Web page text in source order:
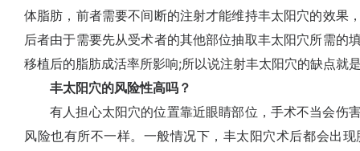
体脂肪，前者需要不间断的注射才能维持丰太阳穴的效果
后者由于需要先从受术者的其他部位抽取丰太阳穴所需的
移植后的脂肪成活率所影响;所以说注射丰太阳穴的缺点就
丰太阳穴的风险性高吗？
有人担心太阳穴的位置靠近眼睛部位，手术不当会伤
风险也有所不一样。一般情况下，丰太阳穴术后都会出